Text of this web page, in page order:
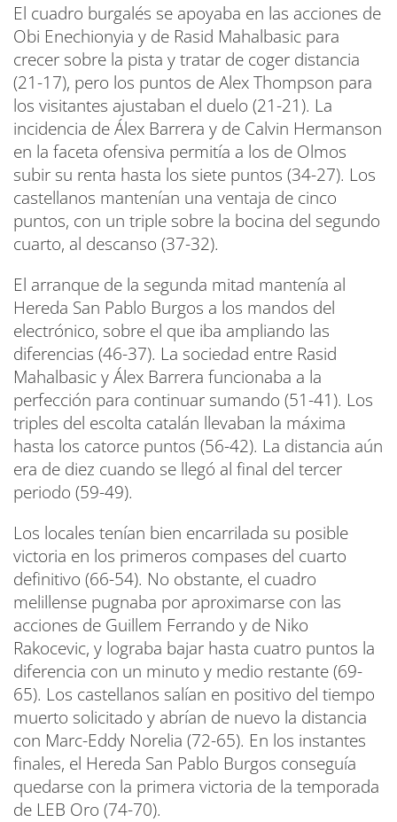
El cuadro burgalés se apoyaba en las acciones de
Obi Enechionyia y de Rasid Mahalbasic para
crecer sobre la pista y tratar de coger distancia
(21-17), pero los puntos de Alex Thompson para
los visitantes ajustaban el duelo (21-21). La
incidencia de Álex Barrera y de Calvin Hermanson
en la faceta ofensiva permitía a los de Olmos
subir su renta hasta los siete puntos (34-27). Los
castellanos mantenían una ventaja de cinco
puntos, con un triple sobre la bocina del segundo
cuarto, al descanso (37-32).
El arranque de la segunda mitad mantenía al
Hereda San Pablo Burgos a los mandos del
electrónico, sobre el que iba ampliando las
diferencias (46-37). La sociedad entre Rasid
Mahalbasic y Álex Barrera funcionaba a la
perfección para continuar sumando (51-41). Los
triples del escolta catalán llevaban la máxima
hasta los catorce puntos (56-42). La distancia aún
era de diez cuando se llegó al final del tercer
periodo (59-49).
Los locales tenían bien encarrilada su posible
victoria en los primeros compases del cuarto
definitivo (66-54). No obstante, el cuadro
melillense pugnaba por aproximarse con las
acciones de Guillem Ferrando y de Niko
Rakocevic, y lograba bajar hasta cuatro puntos la
diferencia con un minuto y medio restante (69-
65). Los castellanos salían en positivo del tiempo
muerto solicitado y abrían de nuevo la distancia
con Marc-Eddy Norelia (72-65). En los instantes
finales, el Hereda San Pablo Burgos conseguía
quedarse con la primera victoria de la temporada
de LEB Oro (74-70).